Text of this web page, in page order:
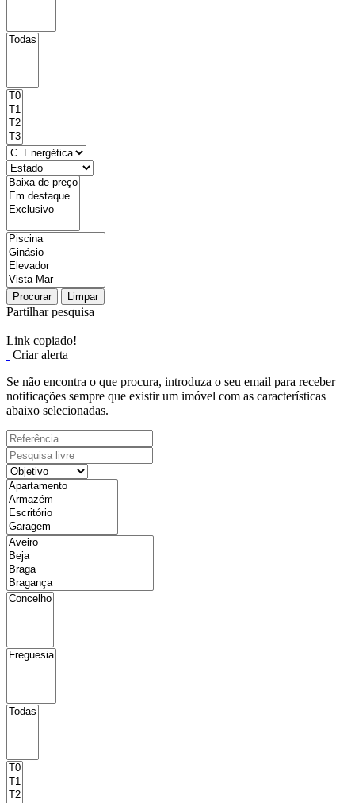
Procurar Limpar
Partilhar pesquisa
Link copiado!
Criar alerta
Se não encontra o que procura, introduza o seu email para receber
notificações sempre que existir um imóvel com as características
abaixo selecionadas.